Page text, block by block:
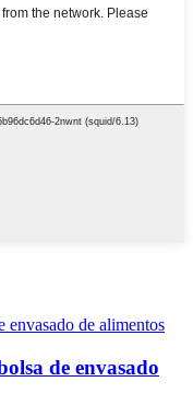
de envasado